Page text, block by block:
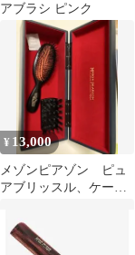
アブラシ ピンク
¥ 13,000
メゾンピアゾン ピュ
アブリッスル、ケー
シセット